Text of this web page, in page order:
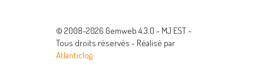
© 2008-2026 Gemweb 4.3.0 - MJ EST -
Tous droits réservés - Réalisé par
Atlanticlog